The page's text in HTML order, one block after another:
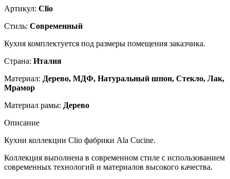
Артикул: Clio
Стиль: Современный
Кухня комплектуется под размеры помещения заказчика.
Страна: Италия
Материал: Дерево, МДФ, Натуральный шпон, Стекло, Лак,
Мрамор
Материал рамы: Дерево
Описание
Кухни коллекции Clio фабрики Ala Cucine.
Коллекция выполнена в современном стиле с использованием
современных технологий и материалов высокого качества.